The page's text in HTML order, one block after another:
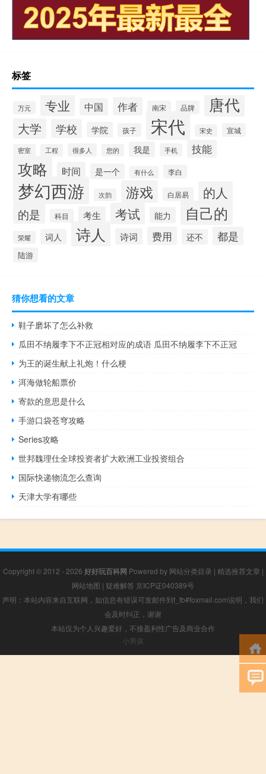
标签
万元 专业 中国 作者 南宋 品牌 唐代
大学 学校 学院 孩子 宋代 宋史 宣城
密室 工程 很多人 您的 我是 手机 技能
攻略 时间 是一个 有什么 李白
梦幻西游 次韵 游戏 白居易 的人
的是 科目 考生 考试 能力 自己的
荣耀 词人 诗人 诗词 费用 还不 都是
陆游
猜你想看的文章
鞋子磨坏了怎么补救
瓜田不纳履李下不正冠相对应的成语 瓜田不纳履李下不正冠
为王的诞生献上礼炮！什么梗
洱海做轮船票价
寄款的意思是什么
手游口袋苍穹攻略
Series攻略
世邦魏理仕全球投资者扩大欧洲工业投资组合
国际快递物流怎么查询
天津大学有哪些
Copyright © 2012 - 2026 好好玩百科网 Powered by 网站分类目录 | 精选推荐文章 |
网站地图 | 疑难解答 京ICP证040389号
声明：本站内容来自互联网，如信息有错误可发邮件到f_fb#foxmail.com说明，我们
会及时纠正，谢谢
本站仅为个人兴趣爱好，不接盈利性广告及商业合作
小男孩